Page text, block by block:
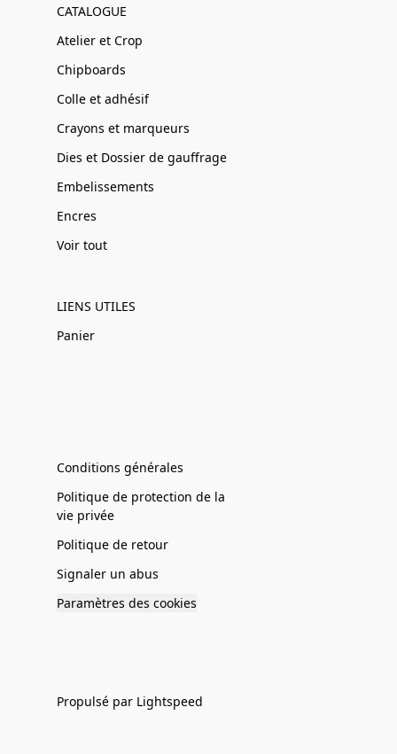
CATALOGUE
Atelier et Crop
Chipboards
Colle et adhésif
Crayons et marqueurs
Dies et Dossier de gauffrage
Embelissements
Encres
Voir tout
LIENS UTILES
Panier
Conditions générales
Politique de protection de la
vie privée
Politique de retour
Signaler un abus
Paramètres des cookies
Propulsé par Lightspeed